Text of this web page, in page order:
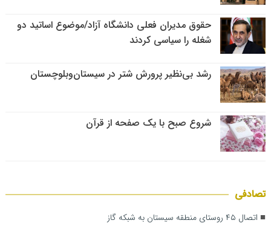
حقوق مدیران فعلی دانشگاه آزاد/موضوع اساتید دو
شغله را سیاسی کردند
رشد بی‌نظیر پرورش شتر در سیستان‌وبلوچستان
شروع صبح با یک صفحه از قرآن
تصادفی
اتصال ۴۵ روستای منطقه سیستان به شبکه گاز